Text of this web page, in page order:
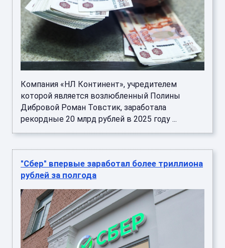
Компания «НЛ Континент», учредителем
которой является возлюбленный Полины
Дибровой Роман Товстик, заработала
рекордные 20 млрд рублей в 2025 году ...
"Сбер" впервые заработал более триллиона
рублей за полгода